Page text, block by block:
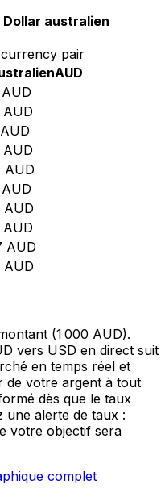
australien
pair
AUD
AUD
AUD
AUD
AUD
AUD
AUD
AUD
AUD
AUD
AUD
(1 000 AUD).
vers USD en direct suit
en temps réel et
de votre argent à tout
dès que le taux
alerte de taux :
votre objectif sera
complet